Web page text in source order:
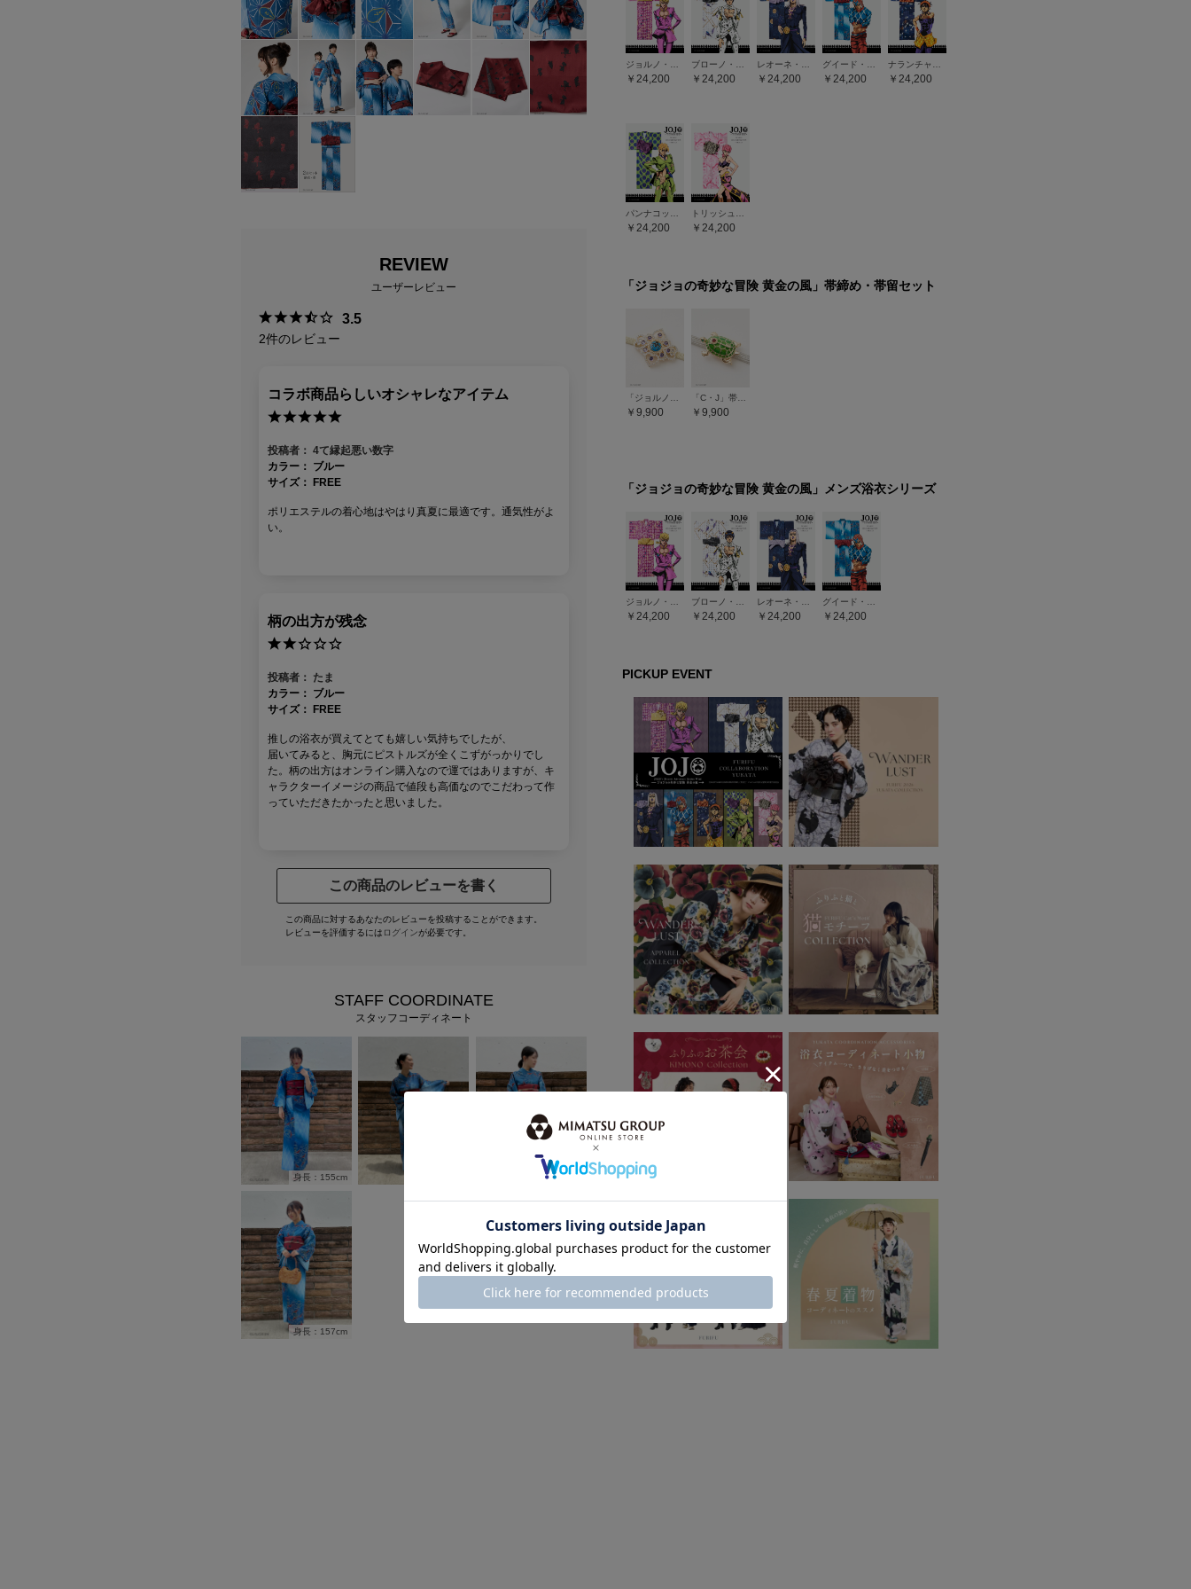
REVIEW
ユーザーレビュー
3.5
2件のレビュー
コラボ商品らしいオシャレなアイテム
投稿者： 4て縁起悪い数字
カラー：
ブルー
サイズ： FREE
ポリエステルの着心地はやはり真夏に最適です。通気性がよ
い。
柄の出方が残念
投稿者：
たま
カラー：
ブルー
サイズ： FREE
推しの浴衣が買えてとても嬉しい気持ちでしたが、
届いてみると、胸元にピストルズが全くこずがっかりでし
た。柄の出方はオンライン購入なので運ではありますが、キ
ャラクターイメージの商品で値段も高価なのでこだわって作
っていただきたかったと思いました。
この商品のレビューを書く
この商品に対するあなたのレビューを投稿することができます。
レビューを評価するには ログインが必要です。
STAFF COORDINATE
スタッフコーディネート
身長：155cm 身長：155cm
身長：157cm
24,200 24,200 24,200 24,200 24,200
24,200 24,200
「ジョジョの奇妙な冒険 黄金の風」帯締め・帯留セット
「ジョルノのブローチ」帯留・帯締めセット
9,900
「C・J」帯留・帯締めセット
9,900
「ジョジョの奇妙な冒険 黄金の風」メンズ浴衣シリーズ
24,200 24,200 24,200 24,200
PICKUP EVENT